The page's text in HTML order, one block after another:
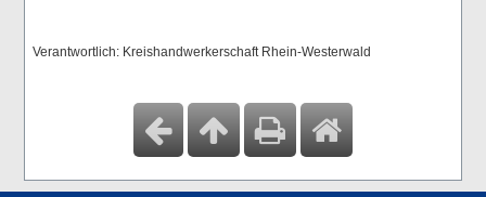
Verantwortlich: Kreishandwerkerschaft Rhein-Westerwald